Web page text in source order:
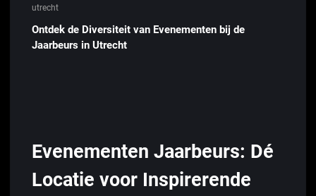
utrecht
Ontdek de Diversiteit van Evenementen bij de
Jaarbeurs in Utrecht
Evenementen Jaarbeurs: Dé
Locatie voor Inspirerende